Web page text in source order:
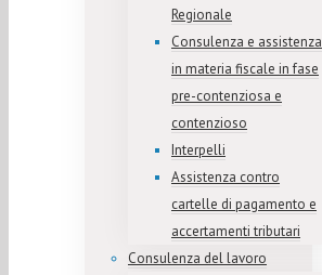
Regionale
Consulenza e assistenza
in materia fiscale in fase
pre-contenziosa e
contenzioso
Interpelli
Assistenza contro
cartelle di pagamento e
accertamenti tributari
Consulenza del lavoro